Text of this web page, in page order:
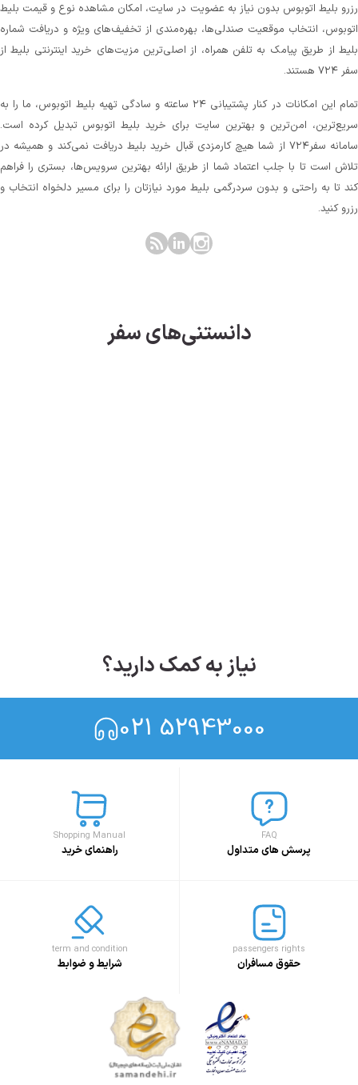
بلیط اتوبوس بدون نیاز به عضویت در سایت، امکان مشاهده نوع و قیمت بلیط
انتخاب موقعیت صندلی‌ها، بهره‌مندی از تخفیف‌های ویژه و دریافت شماره‌
از طریق پیامک به تلفن همراه، از اصلی‌ترین مزیت‌های خرید اینترنتی بلیط از
هستند.
تمام این امکانات در کنار پشتیبانی‌ ۲۴ ساعته و سادگی تهیه بلیط اتوبوس، ما را به
امن‌ترین و بهترین سایت برای خرید بلیط اتوبوس تبدیل کرده است.
سامانه سفر۷۲۴ از شما هیچ کارمزدی قبال خرید بلیط دریافت نمی‌کند و همیشه در
است تا با جلب اعتماد شما از طریق ارائه بهترین سرویس‌ها، بستری را فراهم
تا به راحتی و بدون سردرگمی بلیط مورد نیازتان را برای مسیر دلخواه انتخاب و
کنید.
دانستنی‌های سفر
نیاز به کمک دارید؟
021 52943000
FAQ
پرسش های متداول
Shopping Manual
راهنمای خرید
passengers rights
حقوق مسافران
term and condition
شرایط و ضوابط